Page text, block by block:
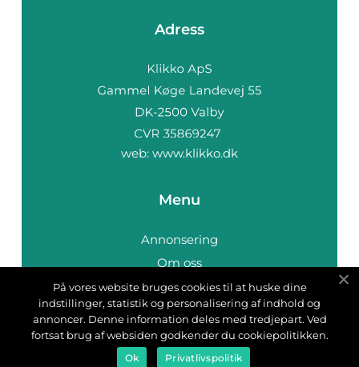
Adress
web: www.klikko.dk
Menu
Annonsering
Om oss
Cookies
Kontakta oss
Sitemap
På vores website bruges cookies til at huske dine
indstillinger, statistik og personalisering af indhold og
annoncer. Denne information deles med tredjepart. Ved
fortsat brug af websiden godkender du cookiepolitikken.
Ok Privatlivspolitik